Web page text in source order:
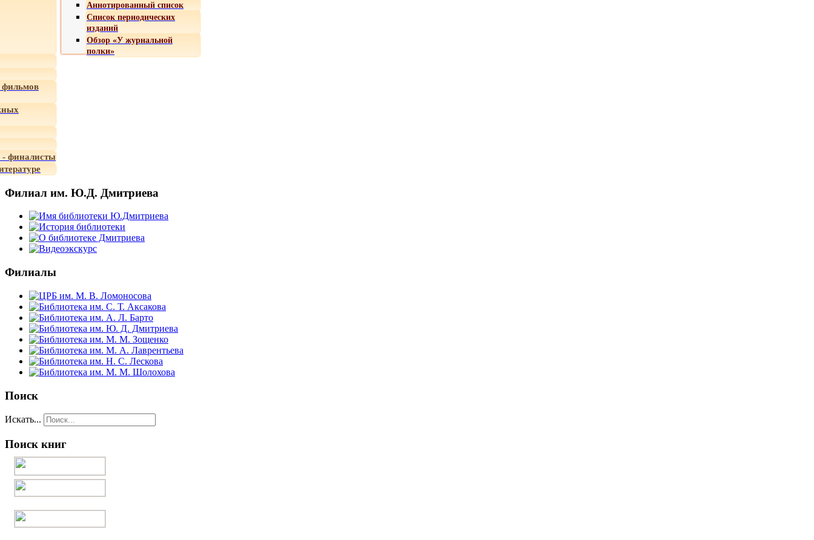
Аннотированный список
Список периодических
изданий
Обзор «У журнальной
полки»
- финалисты
Филиал им. Ю.Д. Дмитриева
Филиалы
Поиск
Искать...
Поиск книг